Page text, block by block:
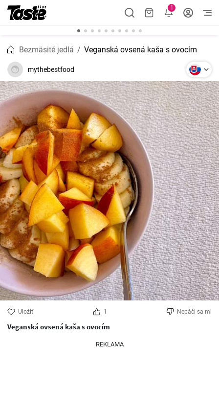
1
Bezmäsité jedlá Veganská ovsená kaša s ovocím
mythebestfood
Uložiť 1 Nepáči sa mi
Veganská ovsená kaša s ovocím
REKLAMA